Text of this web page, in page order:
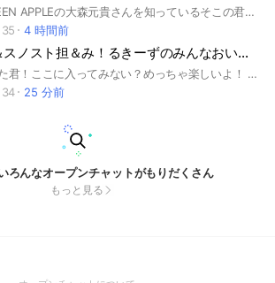
Mrs. GREEN APPLEの大森元貴さんを知っているそこの君！今こそこのオープンチャットに入るチャンスだよ！！！ 大森元貴さんを推している人大歓迎！！ タメ口で全然OK!! 男子も女子も関係なく楽しんでもらえると嬉しいです！ ルール ・ノートに自己紹介を書ければ、書いて ください。 ・悪口等はお控えください。 分からないことがあれば、聞いてください！
4 時間前
JAM'S＆スノスト担＆み！るきーずのみんなおいでぇぇぇ！！🍏💎☃️🥛
目が合った君！ここに入ってみない？めっちゃ楽しいよ！ 一応ルール説明！ 雑談恋愛相談まる！アンチと荒らしは回れ右！詳しくは大事なノート載せてます！ 入ったら大事なノートの確認とノートに自己紹介お願いしますっっ！！ ミセスかSnowManかSixTONESかM!LKのどれかひとつ押してる方でもいいので入りましょ！！ 推しについてバンバン語っちゃいましょぉぉ！ アイコンは自由ですが下ネタ系はやめてくださいね！ 50人目指してるのでおいでください！ まじで本気でバチくそ楽しいよ？？入ろ？？ 入ったら俺の方からファンサあげちゃう☆() まぁ茶番は置いといて 説明欄見たなら来てね！！ 建設日 8月24日 9月1日 10人達成 12月5日 20人達成 1月9日 30人達成 3月3日 40人達成 #ミセス#藤澤涼架#若井滉斗#大森元貴#写真共有#雑談#個性#相談#SnowMan#SixTONES#M!LK#佐久間大介#髙地優吾#松村北斗#ジェシー#京本大我#田中樹#ラウール#宮舘涼太#渡辺翔太#阿部亮平#目黒蓮#向井康二#岩本照#深澤辰哉#塩﨑大智#佐野勇斗#吉田仁人#曽野舜太#山中柔太郎#推し
34
25 分前
ろんなオープンチャットがもりだくさん
もっと見る